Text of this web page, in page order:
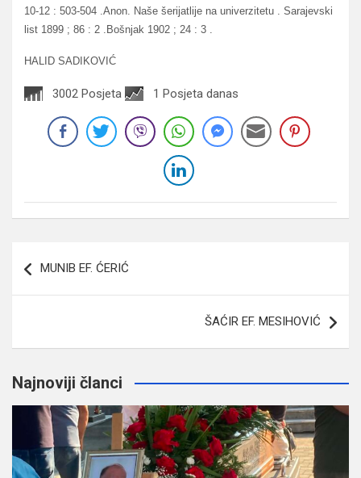
10-12 : 503-504 .Anon. Naše šerijatlije na univerzitetu . Sarajevski
list 1899 ; 86 : 2 .Bošnjak 1902 ; 24 : 3 .
HALID SADIKOVIĆ
3002 Posjeta 1 Posjeta danas
članaka
MUNIB EF. ĆERIĆ
ŠAĆIR EF. MESIHOVIĆ
Najnoviji članci